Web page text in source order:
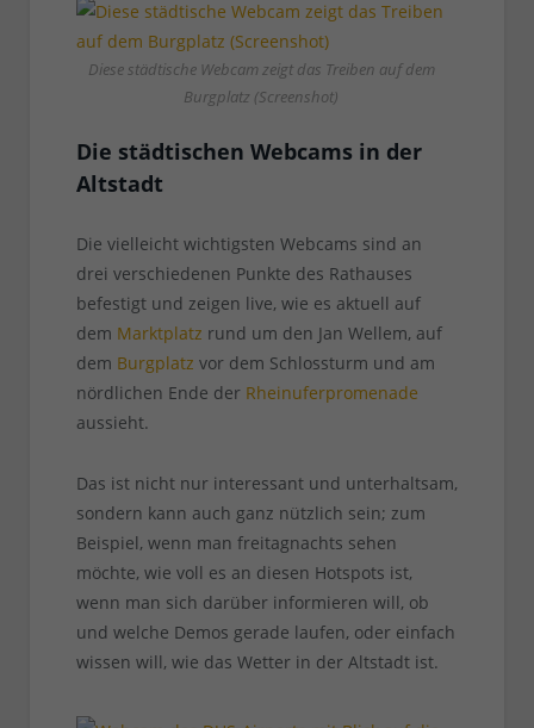
Diese städtische Webcam zeigt das Treiben auf dem
Burgplatz (Screenshot)
Die städtischen Webcams in der
Altstadt
Die vielleicht wichtigsten Webcams sind an
drei verschiedenen Punkte des Rathauses
befestigt und zeigen live, wie es aktuell auf
dem Marktplatz rund um den Jan Wellem, auf
dem Burgplatz vor dem Schlossturm und am
nördlichen Ende der Rheinuferpromenade
aussieht.
Das ist nicht nur interessant und unterhaltsam,
sondern kann auch ganz nützlich sein; zum
Beispiel, wenn man freitagnachts sehen
möchte, wie voll es an diesen Hotspots ist,
wenn man sich darüber informieren will, ob
und welche Demos gerade laufen, oder einfach
wissen will, wie das Wetter in der Altstadt ist.